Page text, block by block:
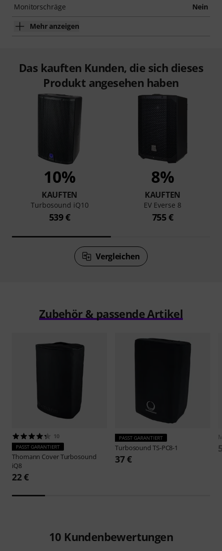
Monitorschräge Nein
Mehr anzeigen
Das kauften Kunden, die sich dieses
Produkt angesehen haben
10%
KAUFTEN
Turbosound iQ10
539 €
8%
KAUFTEN
EV Everse 8
755 €
Vergleichen
Zubehör & passende Artikel
10
PASST GARANTIERT
Thomann Cover Turbosound
iQ8
22 €
PASST GARANTIERT
Turbosound TS-PC8-1
37 €
10 Kundenbewertungen